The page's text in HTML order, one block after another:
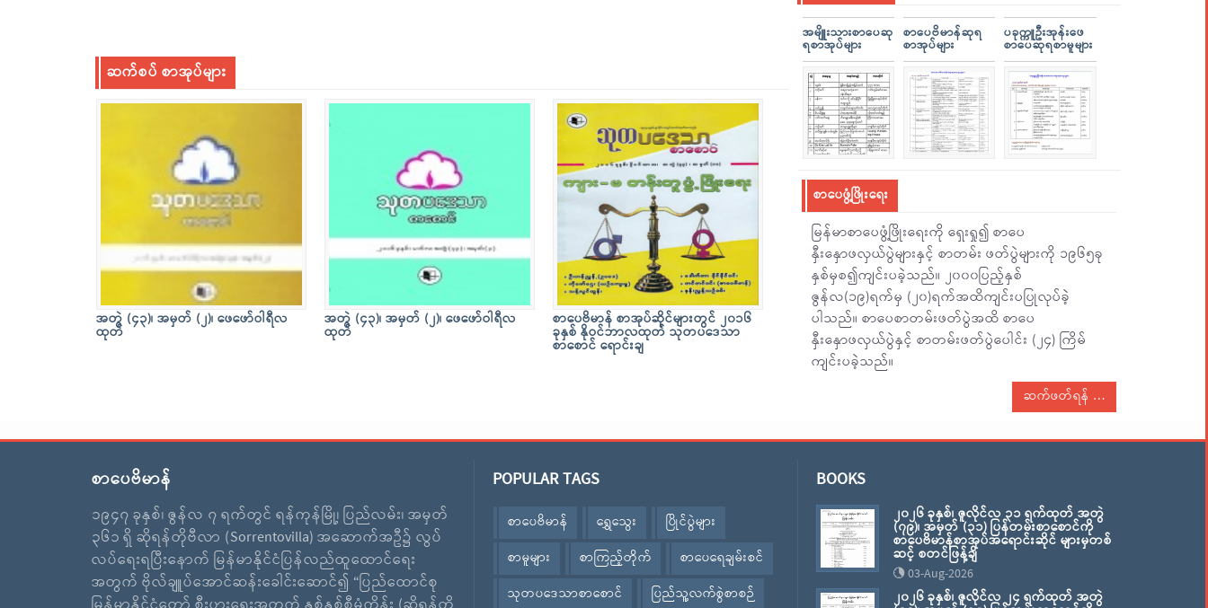
ဆက်စပ် စာအုပ်များ
အတွဲ (၄၃)၊ အမှတ် (၂)၊ ဖေဖော်ဝါရီလ
ထုတ်
အတွဲ (၄၃)၊ အမှတ် (၂)၊ ဖေဖော်ဝါရီလ
ထုတ်
စာပေဗိမာန် စာအုပ်ဆိုင်များတွင် ၂၀၁၆
ခုနှစ် နိုဝင်ဘာလထုတ် သုတပဒေသာ
စာစောင် ရောင်းချ
အမျိူးသားစာပေဆု
ရစာအုပ်များ
စာပေဗိမာန်ဆုရ
စာအုပ်များ
ပခုက္ကူဦးအုန်းဖေ
စာပေဆုရစာမူများ
စာပေဖွံ့ဖြိုးရေး
မြန်မာစာပေဖွံ့ဖြိုးရေးကို ရှေးရှု၍ စာပေ
နှီးနှောဖလှယ်ပွဲများနှင့် စာတမ်း ဖတ်ပွဲများကို ၁၉၆၅ခု
နှစ်မှစ၍ကျင်းပခဲ့သည်။ ၂၀၀၀ပြည့်နှစ်
ဇွန်လ(၁၉)ရက်မှ (၂၀)ရက်အထိကျင်းပပြုလုပ်ခဲ့
ပါသည်။ စာပေစာတမ်းဖတ်ပွဲအထိ စာပေ
နှီးနှောဖလှယ်ပွဲနှင့် စာတမ်းဖတ်ပွဲပေါင်း (၂၄) ကြိမ်
ကျင်းပခဲ့သည်။
ဆက်ဖတ်ရန်
စာပေဗိမာန်
၁၉၄၇ ခုနှစ်၊ ဇွန်လ ၇ ရက်တွင် ရန်ကုန်မြို့၊ ပြည်လမ်း၊ အမှတ်
၃၆၁ ရှိ ဆိုရန်တိုဗီလာ (Sorrentovilla) အဆောက်အဦ၌ လွပ်
လပ်ရေးရပြီးနောက် မြန်မာနိုင်ငံပြန်လည်ထူထောင်ရေး
အတွက် ဗိုလ်ချူပ်အောင်ဆန်းခေါင်းဆောင်၍ “ပြည်ထောင်စု
POPULAR TAGS
စာပေဗိမာန် ရွှေသွေး
ပြိုင်ပွဲများ
စာမူများ
စာကြည့်တိုက်
စာပေရေချမ်းစင်
သုတပဒေသာစာစောင်
ပြည်သူ့လက်စွဲစာစဉ်
BOOKS
၂၀၂၆ ခုနှစ်၊ ဇူလိုင်လ ၃၁ ရက်ထုတ် အတွဲ
(၇၉)၊ အမှတ် (၃၁) ပြန်တမ်းစာစောင်ကို
စာပေဗိမာန်စာအုပ်အရောင်းဆိုင် များမှတစ်
ဆင့် စတင်ဖြန့်ချိ
03-Aug-2026
၂၀၂၆ ခုနှစ်၊ ဇူလိုင်လ ၂၄ ရက်ထုတ် အတွဲ